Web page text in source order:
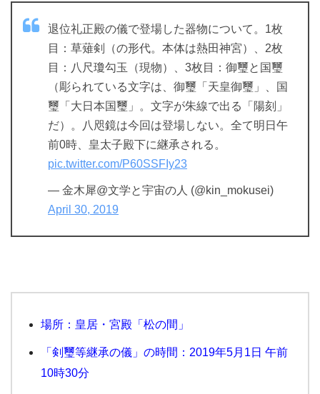
退位礼正殿の儀で登場した器物について。1枚
目：草薙剣（の形代。本体は熱田神宮）、2枚
目：八尺瓊勾玉（現物）、3枚目：御璽と国璽
（彫られている文字は、御璽「天皇御璽」、国
璽「大日本国璽」。文字が朱線で出る「陽刻」
だ）。八咫鏡は今回は登場しない。全て明日午
前0時、皇太子殿下に継承される。
pic.twitter.com/P60SSFIy23
— 金木犀@文学と宇宙の人 (@kin_mokusei)
April 30, 2019
場所：皇居・宮殿「松の間」
「剣璽等継承の儀」の時間：2019年5月1日 午前
10時30分